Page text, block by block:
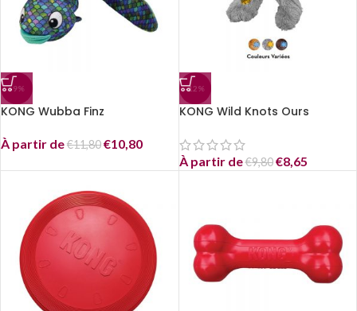
-9%
KONG Wubba Finz
À partir de€11,80€10,80
-12%
KONG Wild Knots Ours
À partir de€9,80 €8,65